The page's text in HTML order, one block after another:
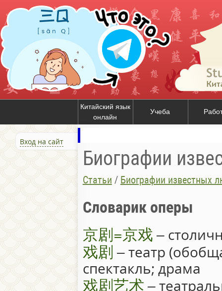
Китайский язык
онлайн
Учеба
Вход на сайт
Биографии
Статьи / Биографии известных
Словарик оперы
京剧=京戏 –
戏剧 – театр
спектакль; драма
戏剧艺术 –